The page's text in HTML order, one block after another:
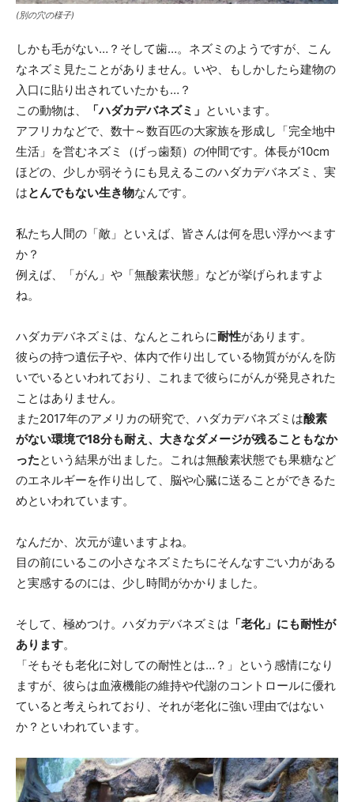
(別の穴の様子)
しかも毛がない…？そして歯…。ネズミのようですが、こん
なネズミ見たことがありません。いや、もしかしたら建物の
入口に貼り出されていたかも…？
この動物は、
「ハダカデバネズミ」 といいます。
アフリカなどで、数十～数百匹の大家族を形成し「完全地中
生活」を営むネズミ（げっ歯類）の仲間です。体長が10cm
ほどの、少しか弱そうにも見えるこのハダカデバネズミ、実
はとんでもない生き物なんです。
私たち人間の「敵」といえば、皆さんは何を思い浮かべます
か？
例えば、「がん」や「無酸素状態」などが挙げられますよ
ね。
ハダカデバネズミは、なんとこれらに耐性があります。
彼らの持つ遺伝子や、体内で作り出している物質ががんを防
いでいるといわれており、これまで彼らにがんが発見された
ことはありません。
また2017年のアメリカの研究で、ハダカデバネズミは酸素
がない環境で18分も耐え、大きなダメージが残ることもなか
ったという結果が出ました。これは無酸素状態でも果糖など
のエネルギーを作り出して、脳や心臓に送ることができるた
めといわれています。
なんだか、次元が違いますよね。
目の前にいるこの小さなネズミたちにそんなすごい力がある
と実感するのには、少し時間がかかりました。
そして、極めつけ。ハダカデバネズミは 「老化」にも耐性が
あります。
「そもそも老化に対しての耐性とは…？」という感情になり
ますが、彼らは血液機能の維持や代謝のコントロールに優れ
ていると考えられており、それが老化に強い理由ではない
か？といわれています。